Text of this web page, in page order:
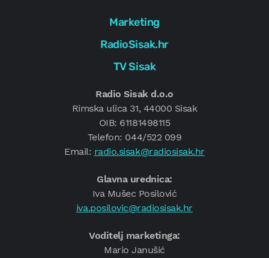
Marketing
RadioSisak.hr
TV Sisak
Radio Sisak d.o.o
Rimska ulica 31, 44000 Sisak
OIB: 61181498115
Telefon: 044/522 099
Email: radio.sisak@radiosisak.hr
Glavna urednica:
Iva Mušec Posilović
iva.posilovic@radiosisak.hr
Voditelj marketinga:
Mario Janušić